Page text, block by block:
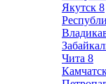
Якутск 8
Чита 8